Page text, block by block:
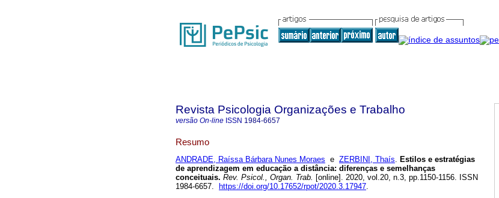
Revista Psicologia Organizações e Trabalho
versão On-line ISSN 1984-6657
Resumo
ANDRADE, Raíssa Bárbara Nunes Moraes e ZERBINI, Thaís. Estilos e estratégias
de aprendizagem em educação a distância: diferenças e semelhanças
conceituais. Rev. Psicol., Organ. Trab. [online]. 2020, vol.20, n.3, pp.1150-1156. ISSN
1984-6657.
https://doi.org/10.17652/rpot/2020.3.17947.